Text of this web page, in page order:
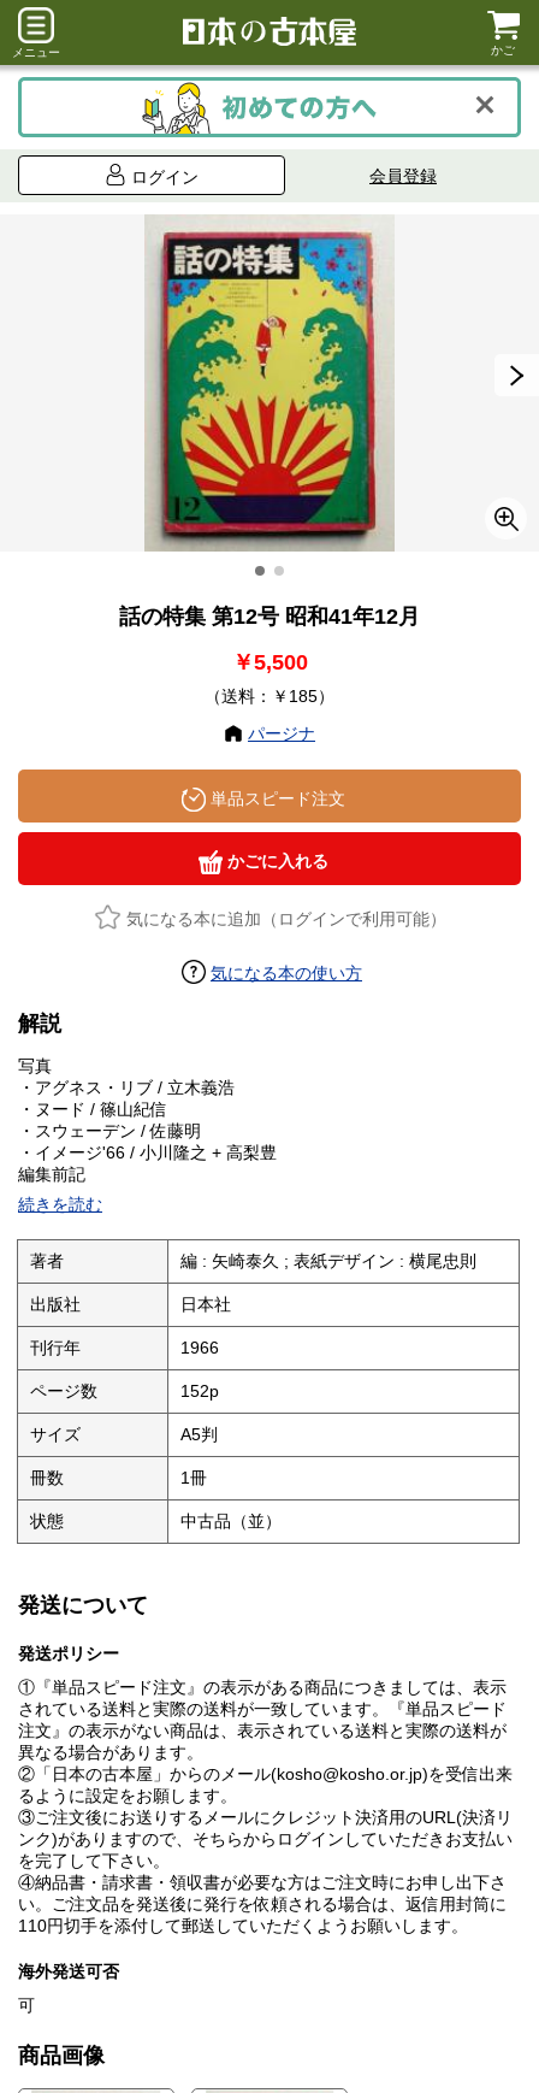
メニュー かご
ログイン 会員登録
話の特集 第12号 昭和41年12月
￥5,500
（送料：￥185）
パージナ
単品スピード注文
かごに入れる
気になる本に追加（ログインで利用可能）
気になる本の使い方
解説
写真
・アグネス・リブ / 立木義浩
・ヌード / 篠山紀信
・スウェーデン / 佐藤明
・イメージ'66 / 小川隆之 + 高梨豊
編集前記
発言 言いたいことを言ってしまう
・飛鳥田一雄
・村松英子
・杉村恒
・高橋圭三
・金坂健二
・川仁宏
サルトル台風とマスコミ / 森本和夫
カンヌ いきあたりばったり / 白坂依志夫
インタビューはお好き⑪ 座頭一 / 長新太
われらテレビ乞食 / 永六輔
絵本千一夜物語⑦ / 寺山修司 ; イラスト : 宇野亜喜良
公開書簡 拝復 野坂昭如様 / 会田雄次
スーパーマン研究⑪ 赤木圭一郎 きき手 / 矢崎泰久
ハナシノ トクシュー ミステリ マガジン / 和田誠 ; イラスト : 原田
惟夫・井上洋介・粟津潔・長新太
北欧の夜 / 佐藤明
巨象と楽隊＜小説NHK＞🈡 / 小中陽太郎 ; イラスト : 後藤一之
ハプニング・イン・アメリカ⑨ / 武市好古
おどしばなし 煙草 / 今江祥智 ; イラスト : 田島征三
彼方へ / 小松左京 ; イラスト : 永井一正
鉄の椅子③ / 飯沢匡 ; イラスト : 黒田征太郎
編集後記
続きを読む
著者 編 : 矢崎泰久 ; 表紙デザイン : 横尾忠則
出版社 日本社
刊行年 1966
ページ数 152p
サイズ A5判
冊数 1冊
状態 中古品（並）
発送について
発送ポリシー
①『単品スピード注文』の表示がある商品につきましては、表示
されている送料と実際の送料が一致しています。『単品スピード
注文』の表示がない商品は、表示されている送料と実際の送料が
異なる場合があります。
②「日本の古本屋」からのメール(kosho@kosho.or.jp)を受信出来
るように設定をお願します。
③ご注文後にお送りするメールにクレジット決済用のURL(決済リ
ンク)がありますので、そちらからログインしていただきお支払い
を完了して下さい。
④納品書・請求書・領収書が必要な方はご注文時にお申し出下さ
い。ご注文品を発送後に発行を依頼される場合は、返信用封筒に
110円切手を添付して郵送していただくようお願いします。
海外発送可否
可
商品画像